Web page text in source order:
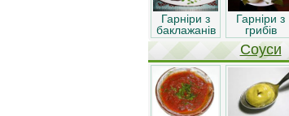
Гарніри з
баклажанів
Гарніри з
грибів
Соуси